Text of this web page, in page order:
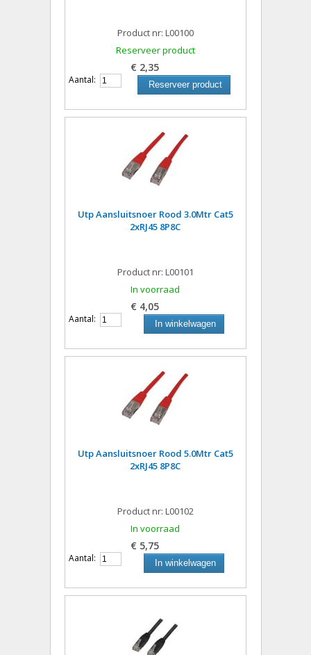
Product nr: L00100
Reserveer product
€ 2,35
Aantal: Reserveer product
Utp Aansluitsnoer Rood 3.0Mtr Cat5
2xRJ45 8P8C
Product nr: L00101
In voorraad
€ 4,05
Aantal: In winkelwagen
Utp Aansluitsnoer Rood 5.0Mtr Cat5
2xRJ45 8P8C
Product nr: L00102
In voorraad
€ 5,75
Aantal: In winkelwagen